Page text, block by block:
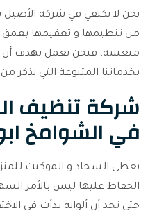
نحن لا نكتفي في شركة الأصيل
من تنظيمها و تعقيمها بعمق
منعشة، فنحن نعمل بهدف أن
بخدماتنا المتنوعة التي نذكر من
شركة تنظيف
في الشوامخ
يعطي السجاد و الموكيت
الحفاظ عليها ليس بالأمر
حتى تجد أن ألوانه بدأت في